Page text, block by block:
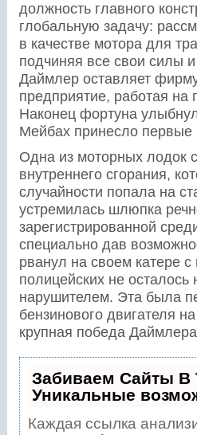
должность главного
глобальную задачу:
в качестве мотора для
подчиняя все свои силы
Даймлер оставляет
предприятие, работая на
Наконец фортуна
Мейбах принесло первые
Одна из моторных лодок
внутреннего сгорания,
случайности попала на
устремилась шлюпка
зарегистрированной
специально дав
рванул на своем катере с
полицейских не осталось
нарушителем. Эта была
бензинового двигателя
крупная победа
Забиваем Сайты
Уникальные
Каждая ссылка